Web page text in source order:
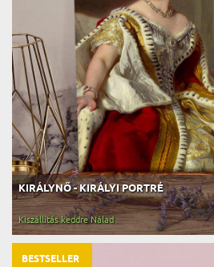
KIRÁLYNŐ - KIRÁLYI PORTRÉ
Kiszállítás keddre Nálad
BESTSELLER